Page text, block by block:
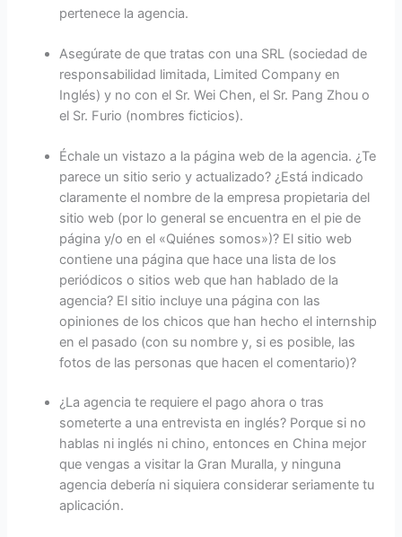
pertenece la agencia.
Asegúrate de que tratas con una SRL (sociedad de
responsabilidad limitada, Limited Company en
Inglés) y no con el Sr. Wei Chen, el Sr. Pang Zhou o
el Sr. Furio (nombres ficticios).
Échale un vistazo a la página web de la agencia. ¿Te
parece un sitio serio y actualizado? ¿Está indicado
claramente el nombre de la empresa propietaria del
sitio web (por lo general se encuentra en el pie de
página y/o en el «Quiénes somos»)? El sitio web
contiene una página que hace una lista de los
periódicos o sitios web que han hablado de la
agencia? El sitio incluye una página con las
opiniones de los chicos que han hecho el internship
en el pasado (con su nombre y, si es posible, las
fotos de las personas que hacen el comentario)?
¿La agencia te requiere el pago ahora o tras
someterte a una entrevista en inglés? Porque si no
hablas ni inglés ni chino, entonces en China mejor
que vengas a visitar la Gran Muralla, y ninguna
agencia debería ni siquiera considerar seriamente tu
aplicación.